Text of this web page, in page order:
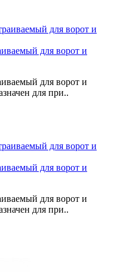
для ворот и
для ворот и
для при..
для ворот и
для ворот и
для при..